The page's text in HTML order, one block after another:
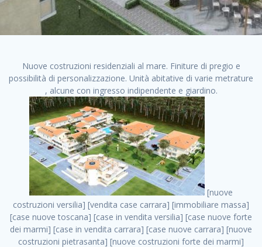
Nuove costruzioni residenziali al mare. Finiture di pregio e
possibilità di personalizzazione. Unità abitative di varie metrature
, alcune con ingresso indipendente e giardino.
[nuove costruzioni versilia] [vendita case carrara] [immobiliare massa] [case nuove toscana] [case in vendita versilia] [case nuove forte dei marmi] [case in vendita carrara] [case nuove carrara] [nuove costruzioni pietrasanta] [nuove costruzioni forte dei marmi] [immobiliare versilia] [case nuove massa] [case nuove pietrasanta] [case nuove liguria] [immobiliare forte dei marmi] [nuove costruzioni liguria] [nuove costruzioni carrara] [nuove costruzioni massa] [immobiliare carrara] case in vendita toscana [immobiliare liguria] [case in vendita massa] [vendita case massa] [vendita case versilia] [nuove costruzioni toscana] [immobiliare pietrasanta] [immobiliare toscana] [case nuove versilia] nuove costruzioni case nuove in vendita case nuove case in costruzione case nuova costruzione appartamenti nuova costruzione case in vendita nuove costruzioni terreno edificabile nuove costruzioni milano marina di carrara carrara massa massa carrara toscana versilia case in vendita a milano case in vendita a roma appartamenti nuovi in vendita vendita case milano case in vendita torino case in vendita milano case di nuova costruzione nuove costruzioni roma case in vendita roma , case vendita monza nuove costruzioni . vendita case roma vendita case torino villette nuova costruzione vendita case privati cerco casa milano vendita case impresa edile vendita case genova vendita immobili vendita case nuove cerco casa ville nuova costruzione annunci case in vendita case in vendita nuova costruzione nuove case in vendita case in vendita da privati villette a schiera cerco casa in vendita case in affitto vendita nuove costruzioni costruire case affitto affitto negozio milano cerco casa roma cerco casa nuova costruzione appartamenti in costruzione, case vendita monza nuove costruzioni . case nuove vendita case in vendita nuove case nuove milano nuove costruzioni morena case in vendita costruzioni case case in vendita tor vergata nuova annunci vendita case case in vendita milano centro, case vendita monza nuove costruzioni . vendita case nuova costruzione case in vendita privati agenzia immobiliare appartamenti di nuova costruzione ville in costruzione case in vendita a opera nuova costruzione nuove costruzioni torino, case vendita monza nuove costruzioni . appartamenti nuovi impresa edile roma trova casa costruzioni nuove appartamenti in affitto cantieri in costruzione, case vendita monza nuove costruzioni . immobiliare nuove costruzioni case in vendita dragona appartamenti in vendita siti vendita case case in vendita roma nord nuovi costruzioni ville nuove in vendita nuove costruzioni in vendita trovocasa cerco casa affitto villette in vendita nuove costruzioni immobiliari nuove costruzioni bologna toscano immobiliare palermo nuovi appartamenti vendita case dragona nuova costruzione case in vendita villaggio prenestino, case vendita monza nuove costruzioni . case in vendita dal costruttore imprese edili torino nuove costruzioni firenze immobiliare case nuove in costruzione toscano immobiliare milano, case vendita monza nuove costruzioni . casanuova case in vendita acilia dragona case in vendita di nuova costruzione case in vendita da costruttore nuove costruzioni eur case e cantieri appartamenti in vendita nuova costruzione case in vendita a dragona roma case in vendita nuove case in costruzione porta portese immobiliare appartamenti cerco casa disperatamente case in vendita torresina cascine in vendita vendita immobili roma, case vendita monza nuove costruzioni . milano nuove costruzioni morena case in vendita costruzioni edili nuove costruzioni catania visure catastali on line gratis nuove costruzioni monza case in costruzione milano, case vendita monza nuove costruzioni . nuove costruzioni boccea vendita immobili milano attico immobiliare roma vendita imprese edili bergamo impresa edile bologna case in vendita a classe appartamento nuovo nuove costruzioni pietralata case costruzione case in vendita roma sud nuove costruzioni residenziali a milano appartamenti nuova costruzione milano case in vendita boccea case in vendita morena nuove costruzioni vendita immobili privati, case vendita monza nuove costruzioni . comprare casa nuova costruzione case in vendita con leasing case in vendita ostia antica case nuova costruzione milano appartamenti nuovi milano case nuove roma nuove costruzioni bari edilizia convenzionata case in vendita a tortona villaggio prenestino case in vendita toscano immobiliare professione casa nuove costruzioni parma impresa costruzioni nuove case nuove costruzioni bergamo vendita immobili torino ville di nuova costruzione solo affitti appartamento nuovo in vendita appartamenti nuova costruzione roma case nuova costruzione roma, case vendita monza nuove costruzioni . nuove costruzioni a milano case in costruzione roma impresa di costruzioni grimaldi immobiliare costruzioni villetta nuova costruzione case in vendita da imprese edili cerco casa a acquisto casa in costruzione nuove costruzioni mare costruzioni immobiliari cantieri nuove costruzioni acquisto casa nuova costruzione nuove costruzioni padova comprare casa in costruzione impresa edile napoli nuove costruzioni pescara casa risorse immobiliari, case vendita monza nuove costruzioni . immobili in costruzione villette nuove villette nuove in vendita gabetti imprese edili verona nuove costruzioni milano sud nuovi immobili nuove costruzioni legnano, case vendita monza nuove costruzioni . cantieri nuove costruzioni milano villa nuova case vendita nuove costruzioni appartamenti in vendita nuovi immobili nuovi costruttori case imprese edili brescia nuovi appartamenti milano case in vendita selva nera casa nuova retecasa case nuova costruzione in vendita monolocale imprese edili firenze imprese edili padova frimm vendita case dragona nuove costruzioni vendita imprese edili parma imprese di costruzioni milano immobiliare toscano frimm immobiliare roma case case dal costruttore acquisto terreno agricolo imprese edili italiane roma vende casa case nuove a milano nuove costruzioni a roma imprese costruzioni roma cerco casa nuova immobili di nuova costruzione case in vendita castelverde roma impresa edile palermo rent to buy roma nuove costruzioni, case vendita monza nuove costruzioni . tempocasa case in vendita a riscatto nuove costruzioni varese nuove costruzioni bolzano vendita case in costruzione nuove costruzioni lecce cantiere milano costruire villa imprese edili treviso impresa edile catania case in vendita roma tiburtina vendita appartamenti nuova costruzione vendita immobili commerciali case nuove in vendita milano nuove costruzioni seregno cerca casa vendita cerco casa milano vendita nuove costruzioni milano ovest vendita case nuove milano imprese edili modena nuove costruzioni milano centro case in vendita aranova nuove abitazioni, case vendita monza nuove costruzioni ., case vendita monza nuove costruzioni . nuove costruzioni brescia nuove costruzioni como appartamenti nuovi in vendita a milano case in vendita bologna nuove costruzioni appartamenti in vendita milano nuova costruzione imprese edili como morena nuove costruzioni nuove costruzioni case vendita appartamenti nuovi nuove costruzioni salerno eurekasa villette in costruzione bilocali nuovi case nuove in vendita a roma case in vendita con permuta nuove costruzioni trento impresa edile varese imprese costruzioni milano imprese edili venezia case in vendita prenestina imprese edili spa nuove costruzioni gallarate roma nuove costruzioni case in nuova costruzione nuovi case nuove in vendita a milano nuove costruzioni loano nuovi cantieri milano imprese edili novara case in vendita roma est imprese di costruzioni roma appartamenti in costruzione milano nuovi cantieri cerco casa vendita milano nuove costruzioni brugherio vendita case da imprese edili imprese edili udine nuove costruzioni direttamente dal costruttore imprese edili vicenza case in vendita a loano nuova costruzione nuove villette prezzi case nuove case in vendita in costruzione compravendita terreno agricolo cantiere, case vendita monza nuove costruzioni . case in vendita milano navigli costruzione nuova casa costruzioni nuove milano nuove costruzioni roma rent to buy nuove costruzioni taranto palazzo in costruzione vendita appartamenti nuova costruzione milano centro costruzioni milano case in vendita milano nuove costruzioni case in vendita milano sud impresa edile como case nuove a roma boccea case in vendita imprese edili trento nuove costruzioni buccinasco case in costruzione a milano nuove costruzioni ripamonti case in vendita a salerno nuove costruzioni nuove residenze milano case nuove vendita milano nuove costruzioni milano nord nuove costruzioni livorno vendita nuove costruzioni roma nuove costruzioni liguria costruzioni roma cerco casa roma vendita nuove costruzioni classe a impresa edile rimini nuovi annunci case in vendita nuove costruzioni magenta todini costruzioni case grezze in vendita vendita appartamenti nuovi milano case in vendita gallaratese milano nuove costruzioni arezzo, case vendita monza nuove costruzioni . case in vendita castelverde case nuove dal costruttore nuovo appartamento nuove costruzioni desenzano imprese edili lombardia imprese edili veneto appartamenti in costruzione roma case vendita pescara nuove costruzioni case in vendita ad acilia imprese edili verona e provincia nuove costruzioni desio appartamenti classe a milano firenze nuove costruzioni pirelli re immobiliare grandi imprese di costruzioni case in vendita torresina roma case in vendita navigli milano nuove costruzioni roma centro nuovecostruzioni appartamenti nuo